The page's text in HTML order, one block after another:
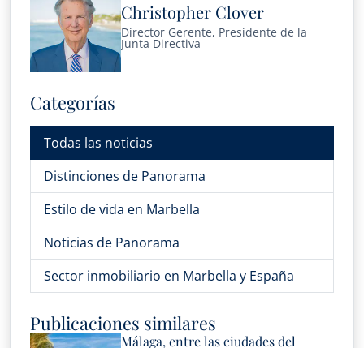
Christopher Clover
Director Gerente, Presidente de la
Junta Directiva
Categorías
Todas las noticias
Distinciones de Panorama
Estilo de vida en Marbella
Noticias de Panorama
Sector inmobiliario en Marbella y España
Publicaciones similares
Málaga, entre las ciudades del